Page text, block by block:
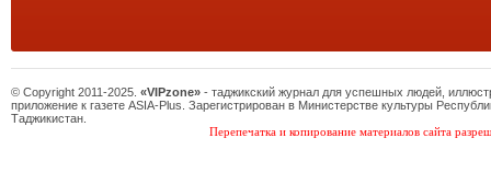
© Copyright 2011-2025. «VIPzone» - таджикский журнал для успешных людей,
приложение к газете ASIA-Plus. Зарегистрирован в Министерстве культуры
Таджикистан.
Перепечатка и копирование материалов сайта